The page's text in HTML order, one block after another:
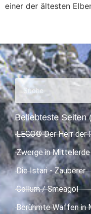
einer der ältesten
Beliebteste Seiten
LEGO® Der Herr der
Zwerge in Mittelerde
Die Istari - Zauberer
Gollum / Smeagol
Berühmte Waffen in